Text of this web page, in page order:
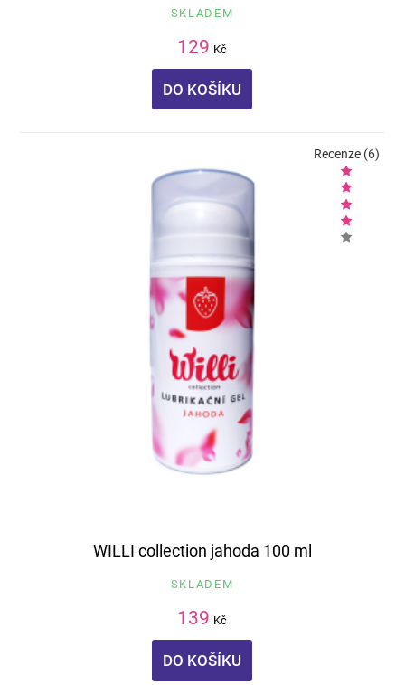
SKLADEM
129 Kč
DO KOŠÍKU
WILLI collection jahoda 100 ml
SKLADEM
139 Kč
DO KOŠÍKU
Recenze (6)